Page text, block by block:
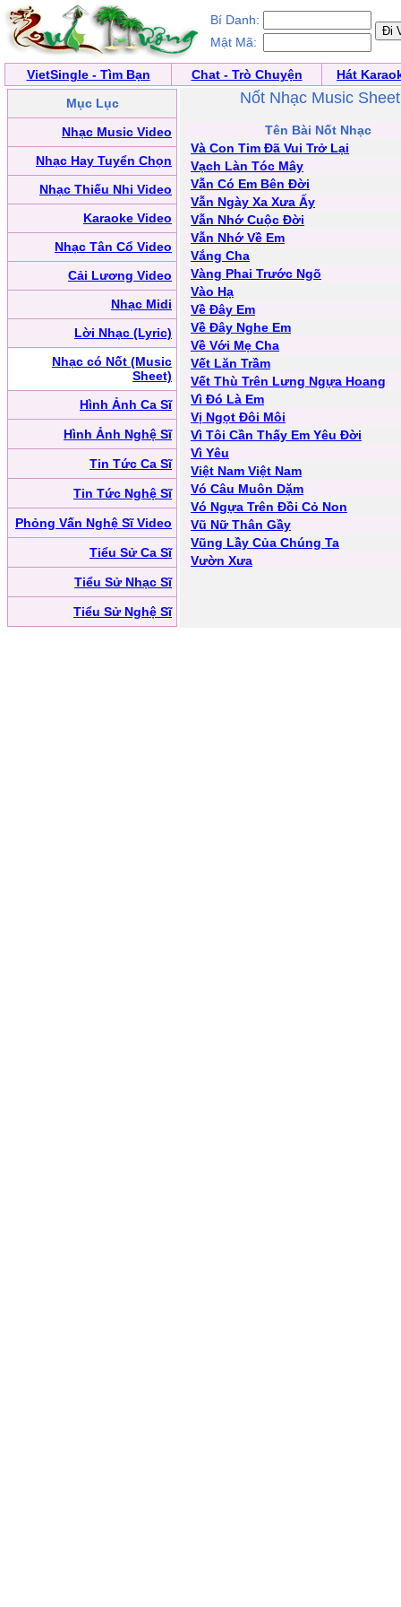
Bí Danh:
Mật Mã:
VietSingle - Tìm Bạn Chat - Trò Chuyện
Hát
Mục Lục
Nhạc Music Video
Nhạc Hay Tuyển Chọn
Nhạc Thiếu Nhi Video
Karaoke Video
Nhạc Tân Cổ Video
Cải Lương Video
Nhạc Midi
Lời Nhạc (Lyric)
Nhạc có Nốt (Music
Sheet)
Hình Ảnh Ca Sĩ
Hình Ảnh Nghệ Sĩ
Tin Tức Ca Sĩ
Tin Tức Nghệ Sĩ
Phỏng Vấn Nghệ Sĩ Video
Tiểu Sử Ca Sĩ
Tiểu Sử Nhạc Sĩ
Tiểu Sử Nghệ Sĩ
Nốt Nhạc Music
Tên Bài Nốt Nhạc
Và Con Tim Đã Vui Trở Lại
Vạch Làn Tóc Mây
Vẫn Có Em Bên Đời
Vẫn Ngày Xa Xưa Ấy
Vẫn Nhớ Cuộc Đời
Vẫn Nhớ Về Em
Vắng Cha
Vàng Phai Trước Ngõ
Vào Hạ
Về Đây Em
Về Đây Nghe Em
Về Với Mẹ Cha
Vết Lăn Trầm
Vết Thù Trên Lưng Ngựa Hoang
Vì Đó Là Em
Vị Ngọt Đôi Môi
Vì Tôi Cần Thấy Em Yêu Đời
Vì Yêu
Việt Nam Việt Nam
Vó Câu Muôn Dặm
Vó Ngựa Trên Đồi Cỏ Non
Vũ Nữ Thân Gầy
Vũng Lầy Của Chúng Ta
Vườn Xưa